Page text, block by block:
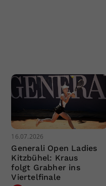
16.07.2026
Generali Open Ladies
Kitzbühel: Kraus
folgt Grabher ins
Viertelfinale